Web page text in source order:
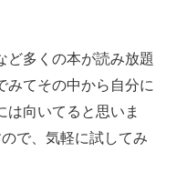
ど多くの本が読み放題
みてその中から自分に
は向いてると思いま
で、気軽に試してみ